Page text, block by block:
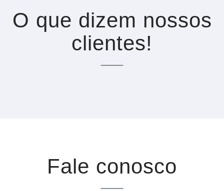
O que dizem nossos
clientes!
Fale conosco